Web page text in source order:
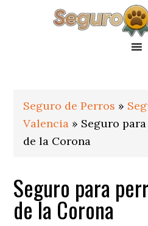
Seguro de Perros »
Valencia » Seguro
de la Corona
Seguro para
de la Corona